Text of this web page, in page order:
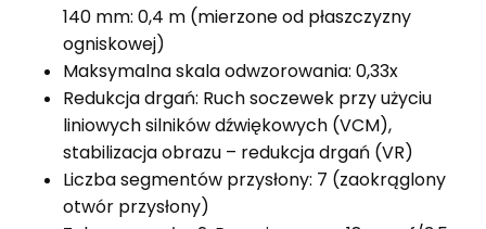
140 mm: 0,4 m (mierzone od płaszczyzny
ogniskowej)
Maksymalna skala odwzorowania: 0,33x
Redukcja drgań: Ruch soczewek przy użyciu
liniowych silników dźwiękowych (VCM),
stabilizacja obrazu – redukcja drgań (VR)
Liczba segmentów przysłony: 7 (zaokrąglony
otwór przysłony)